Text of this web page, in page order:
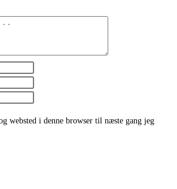
websted i denne browser til næste gang jeg